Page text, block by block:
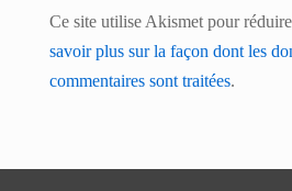
Ce site utilise Akismet pour
savoir plus sur la façon dont les
commentaires sont traitées.